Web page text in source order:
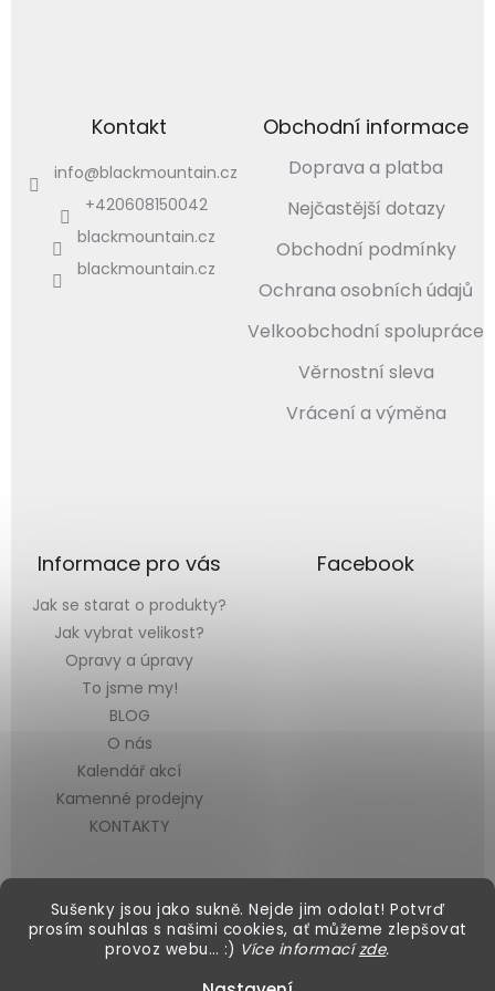
Sušenky jsou jako sukně. Nejde jim odolat! Potvrď
prosím souhlas s našimi cookies, ať můžeme zlepšovat
provoz webu… :) Více informacízde.
Kontakt
info@blackmountain.cz
+420608150042
blackmountain.cz
blackmountain.cz
Obchodní informace
Doprava a platba
Nejčastější dotazy
Obchodní podmínky
Ochrana osobních údajů
Velkoobchodní spolupráce
Věrnostní sleva
Vrácení a výměna
Informace pro vás
Jak se starat o produkty?
Jak vybrat velikost?
Opravy a úpravy
To jsme my!
BLOG
O nás
Kalendář akcí
Kamenné prodejny
KONTAKTY
Facebook
Vytvořil Shoptet &